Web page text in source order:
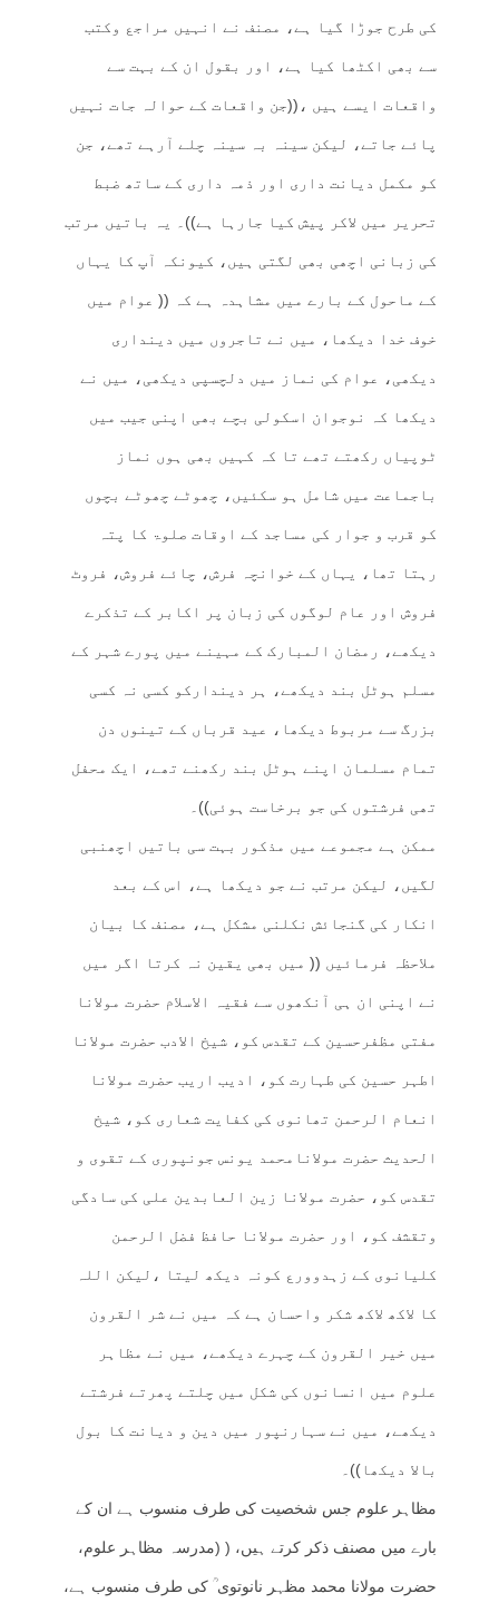
کی طرح جوڑا گیا ہے، مصنف نے انہیں مراجع وکتب
سے بھی اکٹھا کیا ہے، اور بقول ان کے بہت سے
واقعات ایسے ہیں ،((جن واقعات کے حوالہ جات نہیں
پائے جاتے، لیکن سینہ بہ سینہ چلے آرہے تھے، جن
کو مکمل دیانت داری اور ذمہ داری کے ساتھ ضبط
تحریر میں لاکر پیش کیا جارہا ہے))۔ یہ باتیں مرتب
کی زبانی اچھی بھی لگتی ہیں، کیونکہ آپ کا یہاں
کے ماحول کے بارے میں مشاہدہ ہے کہ (( عوام میں
خوف خدا دیکھا، میں نے تاجروں میں دینداری
دیکھی، عوام کی نماز میں دلچسپی دیکھی، میں نے
دیکھا کہ نوجوان اسکولی بچے بھی اپنی جیب میں
ٹوپیاں رکھتے تھے تا کہ کہیں بھی ہوں نماز
باجماعت میں شامل ہو سکئیں، چھوٹے چھوٹے بچوں
کو قرب و جوار کی مساجد کے اوقات صلوۃ کا پتہ
رہتا تھا، یہاں کے خوانچہ فرش، چائے فروش، فروٹ
فروش اور عام لوگوں کی زبان پر اکابر کے تذکرے
دیکھے، رمضان المبارک کے مہینے میں پورے شہر کے
مسلم ہوٹل بند دیکھے، ہر دیندارکو کسی نہ کسی
بزرگ سے مربوط دیکھا، عید قرباں کے تینوں دن
تمام مسلمان اپنے ہوٹل بند رکھنے تھے، ایک محفل
تھی فرشتوں کی جو برخاست ہوئی))۔
ممکن ہے مجموعے میں مذکور بہت سی باتیں اچھنبی
لگیں، لیکن مرتب نے جو دیکھا ہے، اس کے بعد
انکار کی گنجائش نکلنی مشکل ہے، مصنف کا بیان
ملاحظہ فرمائیں (( میں بھی یقین نہ کرتا اگر میں
نے اپنی ان ہی آنکھوں سے فقیہ الاسلام حضرت مولانا
مفتی مظفرحسین کے تقدس کو، شیخ الادب حضرت مولانا
اطہر حسین کی طہارت کو، ادیب اریب حضرت مولانا
انعام الرحمن تھانوی کی کفایت شعاری کو، شیخ
الحدیث حضرت مولانامحمد یونس جونپوری کے تقوی و
تقدس کو، حضرت مولانا زین العابدین علی کی سادگی
وتقشف کو، اور حضرت مولانا حافظ فضل الرحمن
کلیانوی کے زہدوورع کونہ دیکھ لیتا ،لیکن اللہ
کا لاکھ لاکھ شکر واحسان ہے کہ میں نے شر القرون
میں خیر القرون کے چہرے دیکھے، میں نے مظاہر
علوم میں انسانوں کی شکل میں چلتے پھرتے فرشتے
دیکھے، میں نے سہارنپور میں دین و دیانت کا بول
بالا دیکھا))۔
مظاہر علوم جس شخصیت کی طرف منسوب ہے ان کے
بارے میں مصنف ذکر کرتے ہیں، ( (مدرسہ مظاہر علوم،
حضرت مولانا محمد مظہر نانوتوی ؒ کی طرف منسوب ہے،